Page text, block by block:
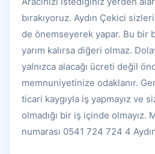
bırakıyoruz. Aydın Çekici
de önemseyerek yapar. Bu bir
yarım kalırsa diğeri olmaz.
yalnızca alacağı ücreti değil
memnuniyetinize odaklanır.
ticari kaygıyla iş yapmayız ve
olmadığı bir iş içinde olmayız.
numarası 0541 724 724 4